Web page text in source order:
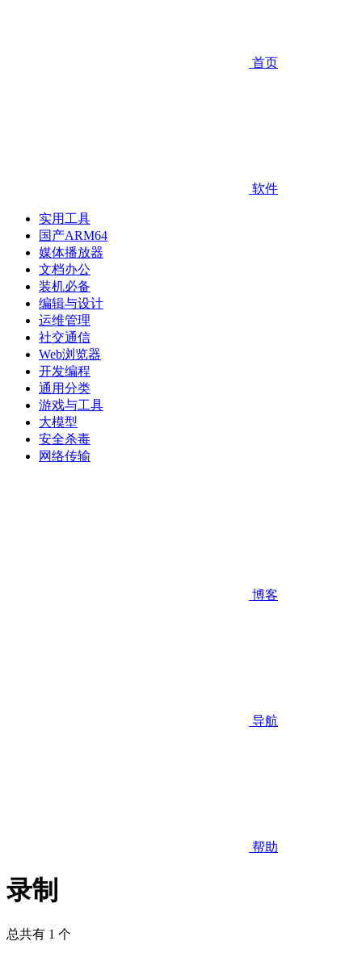
首页
软件
实用工具
国产ARM64
媒体播放器
文档办公
装机必备
编辑与设计
运维管理
社交通信
Web浏览器
开发编程
通用分类
游戏与工具
大模型
安全杀毒
网络传输
博客
导航
帮助
录制
总共有 1 个